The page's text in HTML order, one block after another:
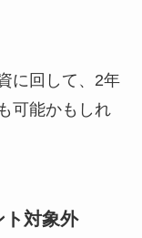
に回して、2年
可能かもしれ
ト対象外